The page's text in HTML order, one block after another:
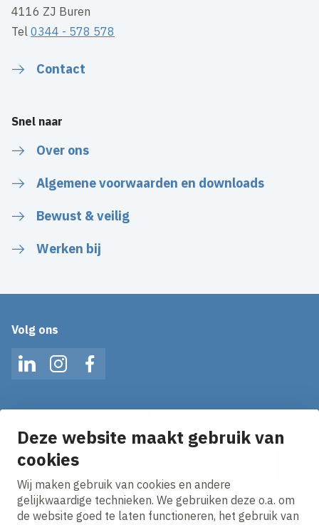
Deze website maakt gebruik van
cookies
Wij maken gebruik van cookies en andere
gelijkwaardige technieken. We gebruiken deze o.a. om
de website goed te laten functioneren, het gebruik van
4116 ZJ Buren
Tel0344 - 578 578
Contact
Snel naar
Over ons
Algemene voorwaarden en downloads
Bewust & veilig
Werken bij
Volg ons
LinkedInInstagramFacebook
Ontvang onze nieuws alerts in je mailbox!
E-mailadres
Ik ga akkoord met hetprivacy statement.